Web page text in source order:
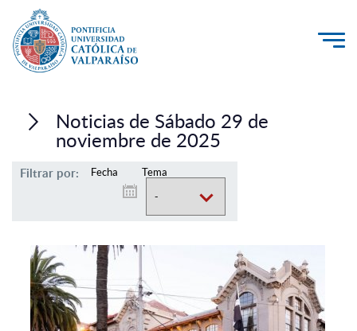
Investigación, Creación e Innovación
Vinculación con el Medio
Admisión
Pregrado
Postgrado
Noticias de Sábado 29 de
noviembre de 2025
Filtrar por: Fecha Tema